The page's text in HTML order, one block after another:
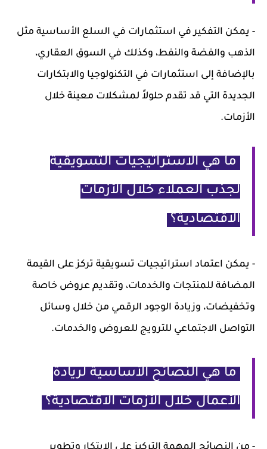
- يمكن التفكير في استثمارات في السلع الأساسية مثل
الذهب والفضة والنفط، وكذلك في السوق العقاري،
بالإضافة إلى استثمارات في التكنولوجيا والابتكارات
الجديدة التي قد تقدم حلولاً لمشكلات معينة خلال
الأزمات.
ما هي الاستراتيجيات التسويقية
لجذب العملاء خلال الأزمات
الاقتصادية؟
- يمكن اعتماد استراتيجيات تسويقية تركز على القيمة
المضافة للمنتجات والخدمات، وتقديم عروض خاصة
وتخفيضات، وزيادة الوجود الرقمي من خلال وسائل
التواصل الاجتماعي للترويج للعروض والخدمات.
ما هي النصائح الأساسية لريادة
الأعمال خلال الأزمات الاقتصادية؟